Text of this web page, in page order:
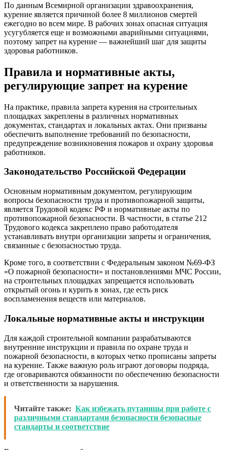
По данным Всемирной организации здравоохранения,
курение является причиной более 8 миллионов смертей
ежегодно во всем мире. В рабочих зонах опасная ситуация
усугубляется еще и возможными аварийными ситуациями,
поэтому запрет на курение — важнейший шаг для защиты
здоровья работников.
Правила и нормативные акты,
регулирующие запрет на курение
На практике, правила запрета курения на строительных
площадках закреплены в различных нормативных
документах, стандартах и локальных актах. Они призваны
обеспечить выполнение требований по безопасности,
предупреждение возникновения пожаров и охрану здоровья
работников.
Законодательство Российской Федерации
Основным нормативным документом, регулирующим
вопросы безопасности труда и противопожарной защиты,
является Трудовой кодекс РФ и нормативные акты по
противопожарной безопасности. В частности, в статье 212
Трудового кодекса закреплено право работодателя
устанавливать внутри организации запреты и ограничения,
связанные с безопасностью труда.
Кроме того, в соответствии с Федеральным законом №69-ФЗ
«О пожарной безопасности» и постановлениями МЧС России,
на строительных площадках запрещается использовать
открытый огонь и курить в зонах, где есть риск
воспламенения веществ или материалов.
Локальные нормативные акты и инструкции
Для каждой строительной компании разрабатываются
внутренние инструкции и правила по охране труда и
пожарной безопасности, в которых четко прописаны запреты
на курение. Также важную роль играют договоры подряда,
где оговариваются обязанности по обеспечению безопасности
и ответственности за нарушения.
Читайте также: Как избежать путаницы при работе с
различными стандартами безопасности безопасные
стандарты и соответствие